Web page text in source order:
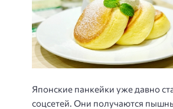
Японские панкейки уже давно
соцсетей. Они получаются